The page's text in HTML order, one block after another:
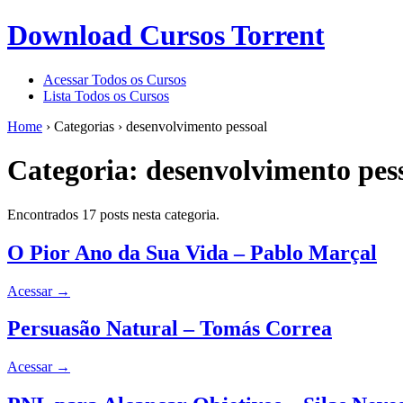
Download Cursos Torrent
Acessar Todos os Cursos
Lista Todos os Cursos
Home › Categorias › desenvolvimento pessoal
Categoria: desenvolvimento
Encontrados 17 posts nesta categoria.
O Pior Ano da Sua Vida – Pablo Marçal
Acessar →
Persuasão Natural – Tomás Correa
Acessar →